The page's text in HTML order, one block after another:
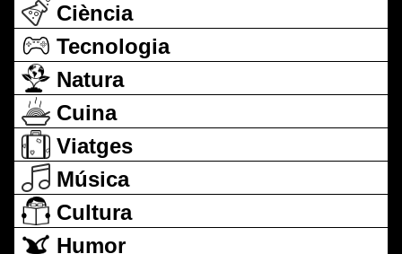
Ciència
Tecnologia
Natura
Cuina
Viatges
Música
Cultura
Humor